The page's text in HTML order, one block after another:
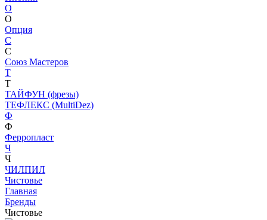
О
О
Опция
С
С
Союз Мастеров
Т
Т
ТАЙФУН (фрезы)
ТЕФЛЕКС (MultiDez)
Ф
Ф
Ферропласт
Ч
Ч
ЧИЛПИЛ
Чистовье
Главная
Бренды
Чистовье